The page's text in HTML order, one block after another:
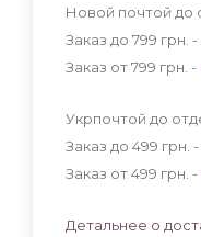
Новой почтой до
Заказ до 799 грн. -
Заказ от 799 грн. -
Укрпочтой до
Заказ до 499 грн.
Заказ от 499 грн. -
Детальнее о